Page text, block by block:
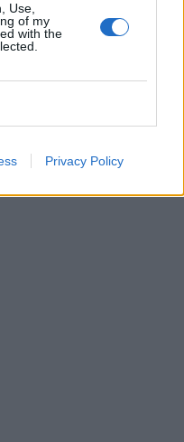
Use,
of my
with the
Privacy Policy